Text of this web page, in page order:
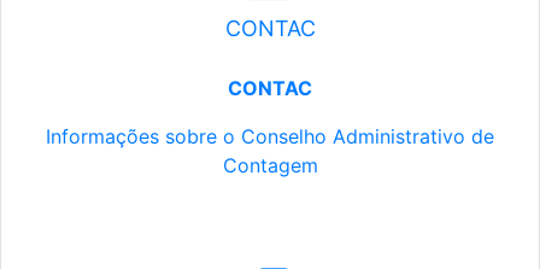
CONTAC
CONTAC
Informações sobre o Conselho Administrativo de
Contagem